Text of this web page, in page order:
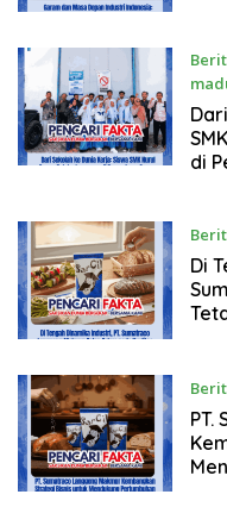
di
Di
PT.